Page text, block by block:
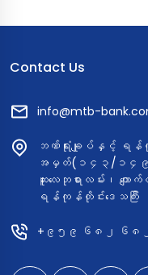
ပြုလုပ်ခဲ့ကြပါသည်။ ဒီသင်
နှင့် ဒေါ်သီသီဖြိုးဦး (CTO)
ပါတယ်။ အနာဂတ်ရဲ့ စိမ်းလန်
အတွက် MTB ဝန်ထမ်းတွေ
မြင်ကွင်းတွေကို ပြန်လည်မ
Contact Us
info@mtb-
ဘဏ်ရုံးချုပ်နှင့် ရ
အမှတ်(၁၄၃/၁၄
ဆူးလေဘုရားလမ်း၊ ကျော
ရန်ကုန်တိုင်းဒေသကြီး
+၉၅၉ ၆၈၂ ၆၈